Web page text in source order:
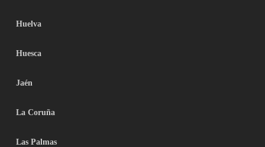
Huelva
Huesca
Jaén
La Coruña
Las Palmas